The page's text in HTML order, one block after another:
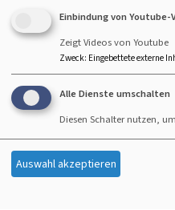
Fr, 7.8. 15 Uhr
Gottesdienst
Pfrin. Wittmann-Schlechtweg
Hallstadt Seniorenzentrum St.
So, 9.8. 10 Uhr
Gottesdienst mit
Einbindung von Youtube-
Zeigt Videos von Youtube
Zweck: Eingebettete externe
Alle Dienste umschalten
Diesen Schalter nutzen,
Auswahl akzeptieren